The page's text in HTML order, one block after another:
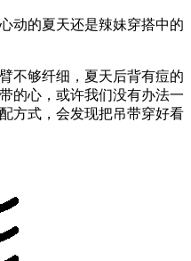
的夏天还是辣妹穿搭中的
够纤细，夏天后背有痘的
的心，或许我们没有办法一
方式，会发现把吊带穿好看